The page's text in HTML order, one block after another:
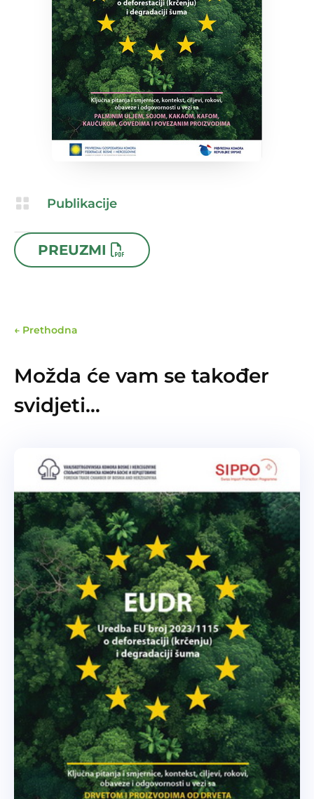
 Publikacije

PREUZMI
← Prethodna
Možda će vam se također
svidjeti…